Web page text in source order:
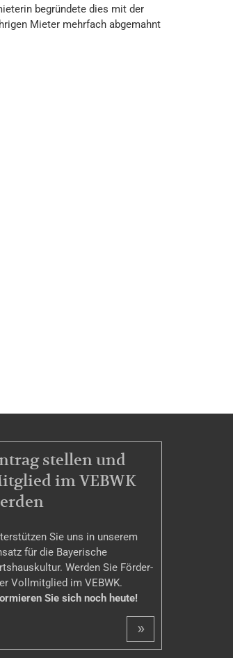
begründete dies mit der
Mieter mehrfach abgemahnt
stellen und
im VEBWK
Sie uns in unserem
für die Bayerische
Werden Sie Förder-
Vollmitglied im VEBWK.
Sie sich noch heute!
»